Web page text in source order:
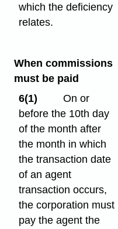
which the deficiency
relates.
When commissions
must be paid
6(1)
On or
before the 10th day
of the month after
the month in which
the transaction date
of an agent
transaction occurs,
the corporation must
pay the agent the